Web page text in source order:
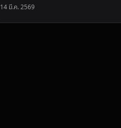
14 มี.ค. 2569